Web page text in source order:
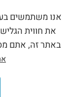
את חווית
באתר זה, אתם